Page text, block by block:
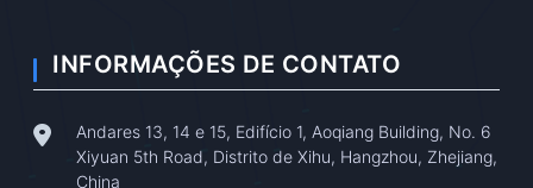
INFORMAÇÕES DE CONTATO
Andares 13, 14 e 15, Edifício 1, Aoqiang Building, No. 6
Xiyuan 5th Road, Distrito de Xihu, Hangzhou, Zhejiang,
China